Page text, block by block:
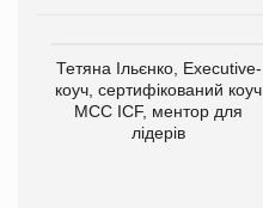
Тетяна Ільєнко, Executive-
коуч, сертифікований коуч
МСС ICF, ментор для
лідерів